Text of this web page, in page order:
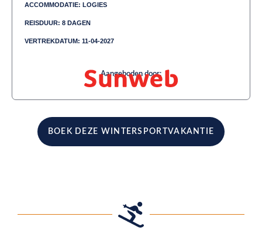
ACCOMMODATIE: LOGIES
REISDUUR: 8 DAGEN
VERTREKDATUM: 11-04-2027
Aangeboden door:
BOEK DEZE WINTERSPORTVAKANTIE